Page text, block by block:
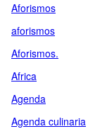
Aforismos
aforismos
Aforismos.
Africa
Agenda
Agenda culinaria